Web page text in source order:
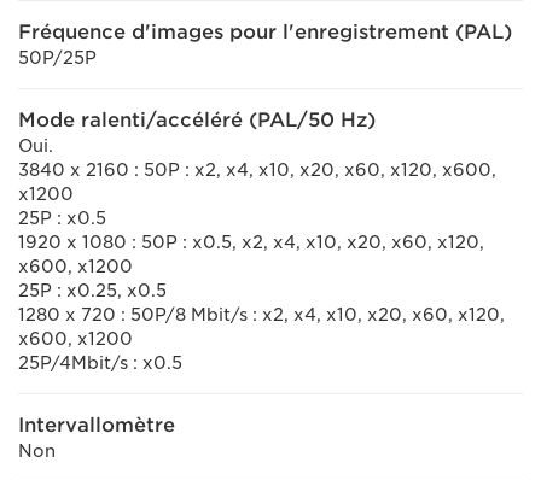
Fréquence d'images pour l'enregistrement (PAL)
50P/25P
Mode ralenti/accéléré (PAL/50 Hz)
Oui.
3840 x 2160 : 50P : x2, x4, x10, x20, x60, x120, x600,
x1200
25P : x0.5
1920 x 1080 : 50P : x0.5, x2, x4, x10, x20, x60, x120,
x600, x1200
25P : x0.25, x0.5
1280 x 720 : 50P/8 Mbit/s : x2, x4, x10, x20, x60, x120,
x600, x1200
25P/4Mbit/s : x0.5
Intervallomètre
Non